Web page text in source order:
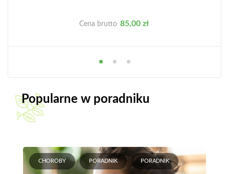
Cena brutto Cena
85,00 zł
Popularne w poradniku
CHOROBY PORADNIK PORADNIK